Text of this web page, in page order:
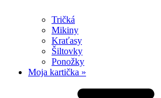
Tričká
Mikiny
Kraťasy
Šiltovky
Ponožky
Moja kartička »